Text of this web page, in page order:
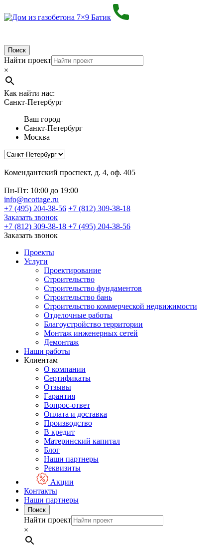
Поиск
Найти проект
×
Как найти нас:
Санкт-Петербург
Ваш город
Санкт-Петербург
Москва
Комендантский проспект, д. 4, оф. 405
Пн-Пт: 10:00 до 19:00
info@ncottage.ru
+7 (495) 204-38-56 +7 (812) 309-38-18
Заказать звонок
+7 (812) 309-38-18 +7 (495) 204-38-56
Заказать звонок
Проекты
Услуги
Проектирование
Строительство
Строительство фундаментов
Строительство бань
Строительство коммерческой недвижимости
Отделочные работы
Благоустройство территории
Монтаж инженерных сетей
Демонтаж
Наши работы
Клиентам
О компании
Сертификаты
Отзывы
Гарантия
Вопрос-ответ
Оплата и доставка
Производство
В кредит
Материнский капитал
Блог
Наши партнеры
Реквизиты
Акции
Контакты
Наши партнеры
Поиск
Найти проект
×